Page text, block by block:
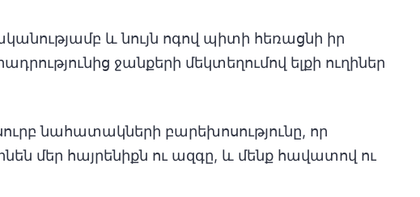
և նույն ոգով պիտի հեռացնի իր
ջանքերի մեկտեղումով ելքի ուղիներ
նահատակների բարեխոսությունը, որ
մեր հայրենիքն ու ազգը, և մենք հավատով ու